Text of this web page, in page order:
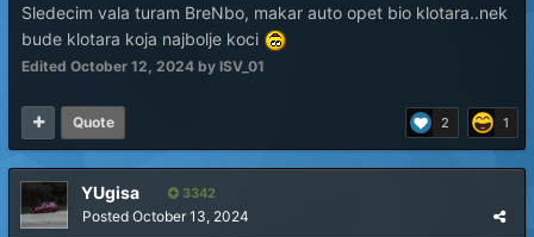
Sledecim vala turam BreNbo, makar auto opet bio klotara..nek
bude klotara koja najbolje koci
Edited October 12, 2024 by ISV_01
2 1
Quote
YUgisa 3342
Posted October 13, 2024